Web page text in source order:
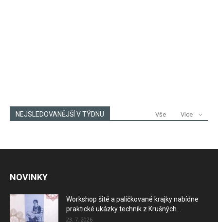
NEJSLEDOVANĚJŠÍ V TÝDNU Vše Více
NOVINKY
Workshop šité a paličkované krajky nabídne
praktické ukázky technik z Krušných...
23. 7. 2026